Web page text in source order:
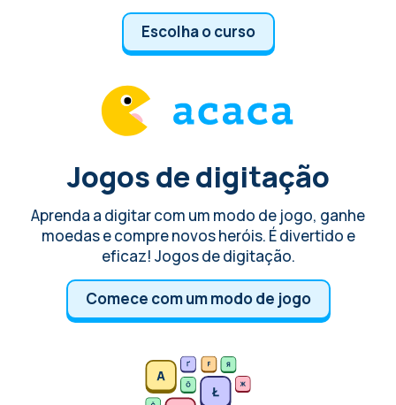
Escolha o curso
Jogos de digitação
Aprenda a digitar com um modo de jogo, ganhe
moedas e compre novos heróis. É divertido e
eficaz! Jogos de digitação.
Comece com um modo de jogo